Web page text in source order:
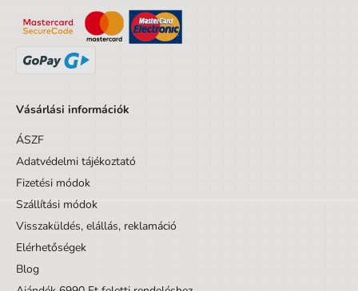
Vásárlási információk
ÁSZF
Adatvédelmi tájékoztató
Fizetési módok
Szállítási módok
Visszaküldés, elállás, reklamáció
Elérhetőségek
Blog